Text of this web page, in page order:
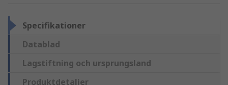
Specifikationer
Datablad
Lagstiftning och ursprungsland
Produktdetaljer